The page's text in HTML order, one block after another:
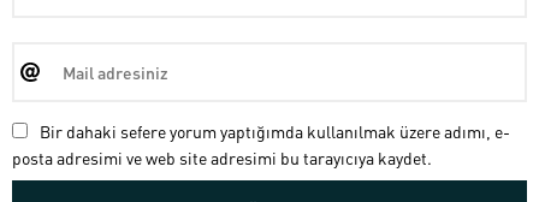
Bir dahaki sefere yorum yaptığımda kullanılmak üzere adımı, e-
posta adresimi ve web site adresimi bu tarayıcıya kaydet.